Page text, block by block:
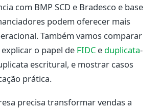
com BMP SCD e Bradesco e base
podem oferecer mais
Também vamos comparar
o papel de FIDC e duplicata-
escritural, e mostrar casos
prática.
precisa transformar vendas a